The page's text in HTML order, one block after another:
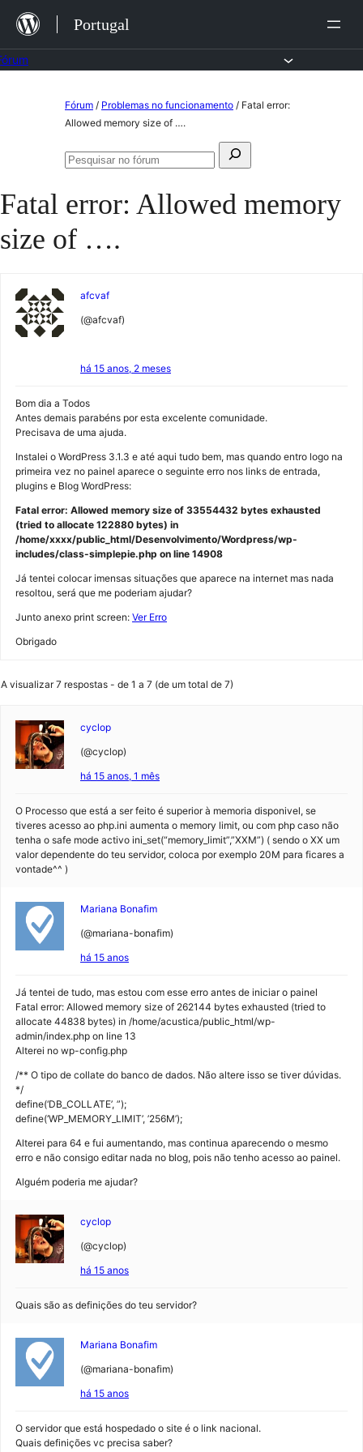
Saltar
para
o
Portugal
Fórum / Problemas no funcionamento / Fatal error:
Allowed memory size of ….
Pesquisar
Pesquisar
fórum
Fatal error: Allowed memory
size of ….
afcvaf
(@afcvaf)
há 15 anos, 2 meses
Bom dia a Todos
Antes demais parabéns por esta excelente comunidade.
Precisava de uma ajuda.
Instalei o WordPress 3.1.3 e até aqui tudo bem, mas quando entro logo na
primeira vez no painel aparece o seguinte erro nos links de entrada,
plugins e Blog WordPress:
Fatal error: Allowed memory size of 33554432 bytes exhausted
(tried to allocate 122880 bytes) in
/home/xxxx/public_html/Desenvolvimento/Wordpress/wp-
includes/class-simplepie.php on line 14908
Já tentei colocar imensas situações que aparece na internet mas nada
resoltou, será que me poderiam ajudar?
Junto anexo print screen: Ver Erro
Obrigado
A visualizar 7 respostas - de 1 a 7 (de um total de 7)
cyclop
(@cyclop)
há 15 anos, 1 mês
O Processo que está a ser feito é superior à memoria disponivel, se
tiveres acesso ao php.ini aumenta o memory limit, ou com php caso não
tenha o safe mode activo ini_set(“memory_limit”,”XXM”) ( sendo o XX um
valor dependente do teu servidor, coloca por exemplo 20M para ficares a
vontade^^ )
Mariana Bonafim
(@mariana-bonafim)
há 15 anos
Já tentei de tudo, mas estou com esse erro antes de iniciar o painel
Fatal error: Allowed memory size of 262144 bytes exhausted (tried to
allocate 44838 bytes) in /home/acustica/public_html/wp-
admin/index.php on line 13
Alterei no wp-config.php
/** O tipo de collate do banco de dados. Não altere isso se tiver dúvidas.
*/
define(‘DB_COLLATE’, ”);
define(‘WP_MEMORY_LIMIT’, ’256M’);
Alterei para 64 e fui aumentando, mas continua aparecendo o mesmo
erro e não consigo editar nada no blog, pois não tenho acesso ao painel.
Alguém poderia me ajudar?
cyclop
(@cyclop)
há 15 anos
Quais são as definições do teu servidor?
Mariana Bonafim
(@mariana-bonafim)
há 15 anos
O servidor que está hospedado o site é o link nacional.
Quais definições vc precisa saber?